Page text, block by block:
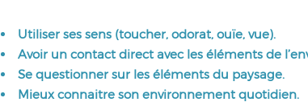
Utiliser ses sens (toucher, odorat, ouïe, vue).
Avoir un contact direct avec les éléments de
Se questionner sur les éléments du paysage.
Mieux connaitre son environnement quotidien.